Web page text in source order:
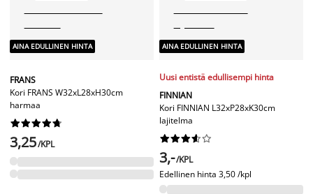
AINA EDULLINEN HINTA
FRANS
Kori FRANS W32xL28xH30cm
harmaa






3,25/KPL
AINA EDULLINEN HINTA
Uusi entistä edullisempi hinta
FINNIAN
Kori FINNIAN L32xP28xK30cm
lajitelma






3,-/KPL
Edellinen hinta 3,50 /kpl